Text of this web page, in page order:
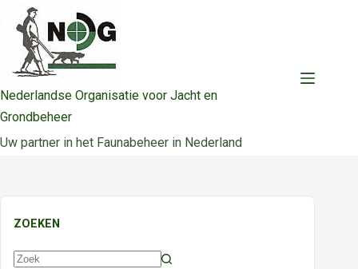
naar
inhoud
Nederlandse Organisatie voor Jacht en
Grondbeheer
Uw partner in het Faunabeheer in Nederland
ZOEKEN